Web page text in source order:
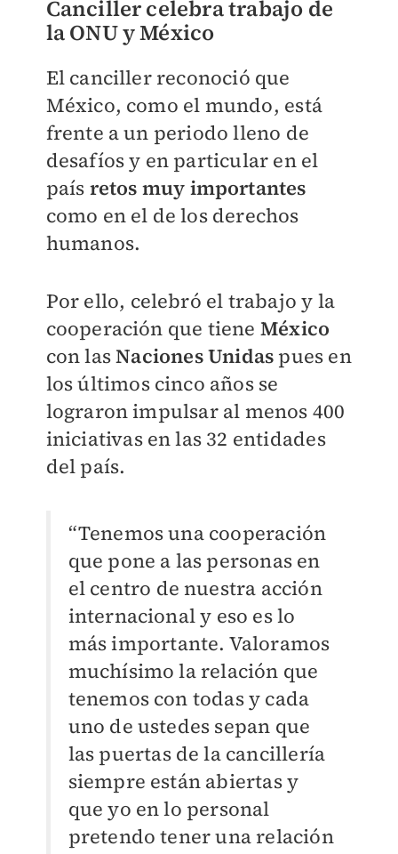
Canciller celebra trabajo de
la ONU y México
El canciller reconoció que
México, como el mundo, está
frente a un periodo lleno de
desafíos y en particular en el
país retos muy importantes
como en el de los derechos
humanos.
Por ello, celebró el trabajo y la
cooperación que tiene México
con lasNaciones Unidas pues en
los últimos cinco años se
lograron impulsar al menos 400
iniciativas en las 32 entidades
del país.
“Tenemos una cooperación
que pone a las personas en
el centro de nuestra acción
internacional y eso es lo
más importante. Valoramos
muchísimo la relación que
tenemos con todas y cada
uno de ustedes sepan que
las puertas de la cancillería
siempre están abiertas y
que yo en lo personal
pretendo tener una relación